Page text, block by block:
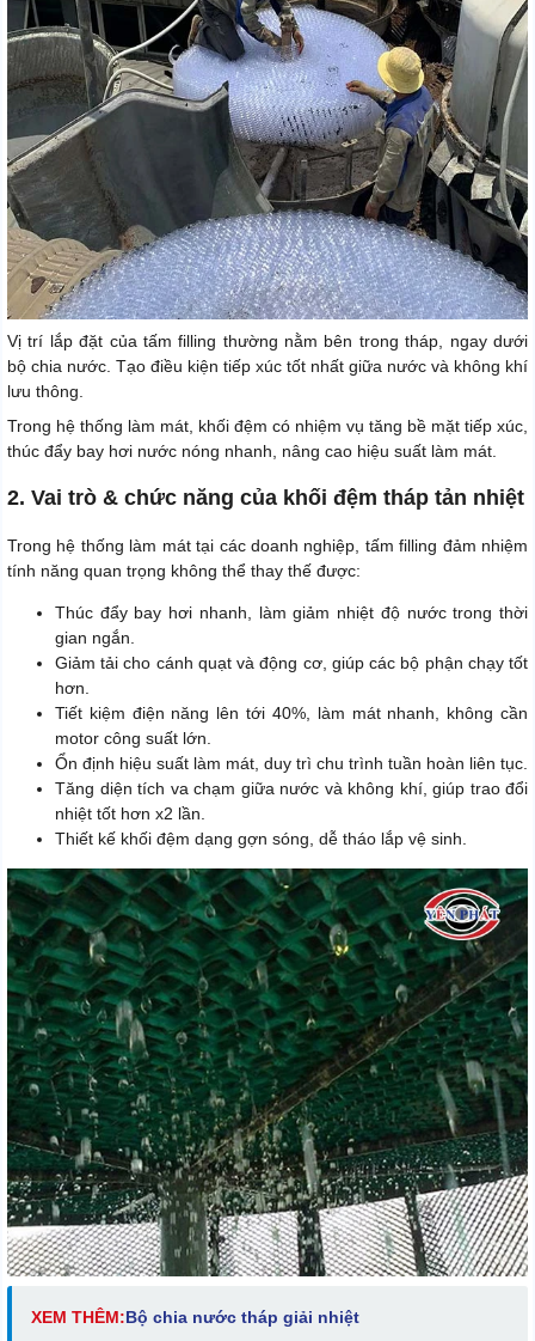
Vị trí lắp đặt của tấm filling thường nằm bên trong tháp, ngay dưới
bộ chia nước. Tạo điều kiện tiếp xúc tốt nhất giữa nước và không khí
lưu thông.
Trong hệ thống làm mát, khối đệm có nhiệm vụ tăng bề mặt tiếp xúc,
thúc đẩy bay hơi nước nóng nhanh, nâng cao hiệu suất làm mát.
2. Vai trò & chức năng của khối đệm tháp tản nhiệt
Trong hệ thống làm mát tại các doanh nghiệp, tấm filling đảm nhiệm
tính năng quan trọng không thể thay thế được:
Thúc đẩy bay hơi nhanh, làm giảm nhiệt độ nước trong thời
gian ngắn.
Giảm tải cho cánh quạt và động cơ, giúp các bộ phận chạy tốt
hơn.
Tiết kiệm điện năng lên tới 40%, làm mát nhanh, không cần
motor công suất lớn.
Ổn định hiệu suất làm mát, duy trì chu trình tuần hoàn liên tục.
Tăng diện tích va chạm giữa nước và không khí, giúp trao đổi
nhiệt tốt hơn x2 lần.
Thiết kế khối đệm dạng gợn sóng, dễ tháo lắp vệ sinh.
XEM THÊM:Bộ chia nước tháp giải nhiệt